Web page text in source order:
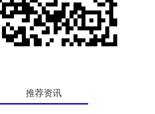
推荐资讯